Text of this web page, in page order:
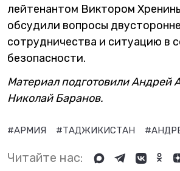
лейтенантом Виктором
обсудили вопросы
сотрудничества и ситуацию в
безопасности.
Материал подготовили Андрей
Николай Баранов.
#АРМИЯ #ТАДЖИКИСТАН
Читайте нас: